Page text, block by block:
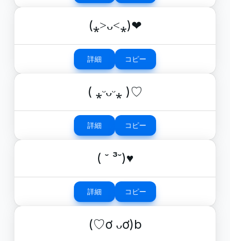
(⁎˃ᴗ˂⁎)❤︎
詳細 コピー
( ⁎ᵕᴗᵕ⁎ )♡
詳細 コピー
( ˘ ³˘)♥
詳細 コピー
(♡ơ ᴗơ)b